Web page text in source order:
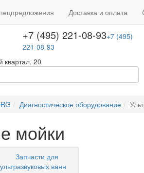
Доставка и оплата
+7 (495) 646-08-66
646-08-66
+7 (495) 221-08-93+7 (495)
221-08-93
квартал, 20
Диагностическое оборудование
мойки